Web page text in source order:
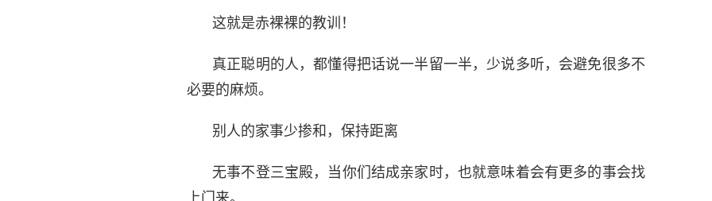
这就是赤裸裸的教训！
真正聪明的人，都懂得把话说一半留一半，少说多听，会避免很多不
必要的麻烦。
别人的家事少掺和，保持距离
无事不登三宝殿，当你们结成亲家时，也就意味着会有更多的事会找
上门来。